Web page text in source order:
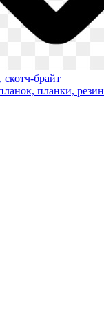
брайт
планки,